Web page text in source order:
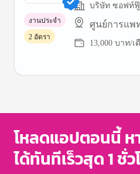
บริษัท ซอฟท์ฟู๊
ศูนย์การแพ
13,000 บาท/เ
งานประจำ
2 อัตรา
of
โหลดแอปตอนนี้ ห
ได้ทันทีเร็วสุด 1 ชั่ว